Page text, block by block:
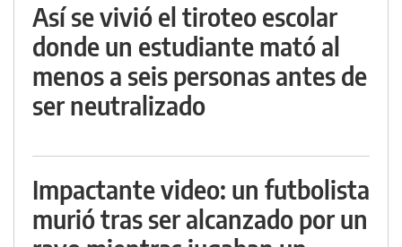
Así se vivió el tiroteo escolar
donde un estudiante mató al
menos a seis personas antes de
ser neutralizado
Impactante video: un futbolista
murió tras ser alcanzado por un